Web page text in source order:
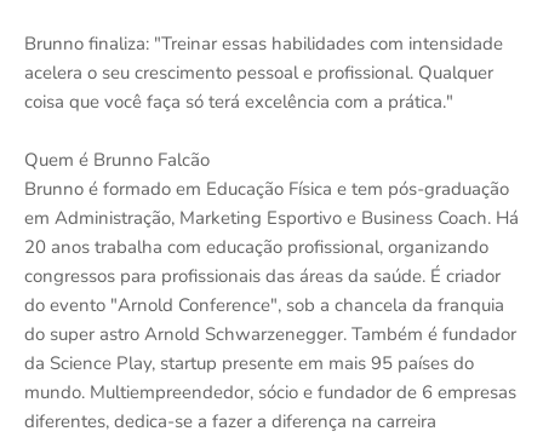
Brunno finaliza: "Treinar essas habilidades com intensidade
acelera o seu crescimento pessoal e profissional. Qualquer
coisa que você faça só terá excelência com a prática."
Quem é Brunno Falcão
Brunno é formado em Educação Física e tem pós-graduação
em Administração, Marketing Esportivo e Business Coach. Há
20 anos trabalha com educação profissional, organizando
congressos para profissionais das áreas da saúde. É criador
do evento "Arnold Conference", sob a chancela da franquia
do super astro Arnold Schwarzenegger. Também é fundador
da Science Play, startup presente em mais 95 países do
mundo. Multiempreendedor, sócio e fundador de 6 empresas
diferentes, dedica-se a fazer a diferença na carreira